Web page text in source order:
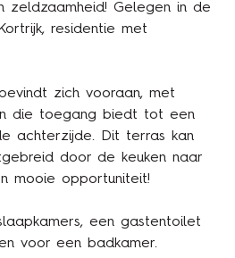
zeldzaamheid! Gelegen in de
residentie met
zich vooraan, met
die toegang biedt tot een
achterzijde. Dit terras kan
door de keuken naar
mooie opportuniteit!
een gastentoilet
voor een badkamer.